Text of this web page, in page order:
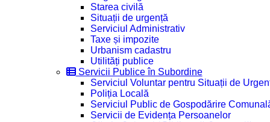
Starea civilă
Situații de urgență
Serviciul Administrativ
Taxe și impozite
Urbanism cadastru
Utilități publice
Servicii Publice în Subordine
Serviciul Voluntar pentru Situații de
Poliția Locală
Serviciul Public de Gospodărire
Servicii de Evidența Persoanelor